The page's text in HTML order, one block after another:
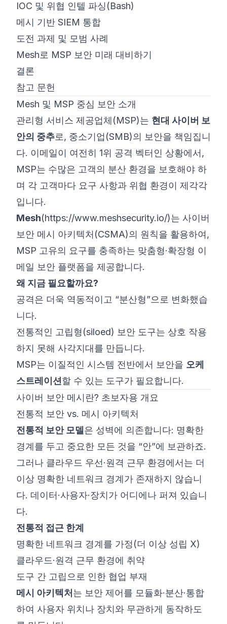
IOC 및 위협 인텔 파싱(Bash)
메시 기반 SIEM 통합
도전 과제 및 모범 사례
Mesh로 MSP 보안 미래 대비하기
결론
참고 문헌
Mesh 및 MSP 중심 보안 소개
관리형 서비스 제공업체(MSP)는 현대 사이버 보
안의 중추로, 중소기업(SMB)의 보안을 책임집니
다. 이메일이 여전히 1위 공격 벡터인 상황에서,
MSP는 수많은 고객의 분산 환경을 보호해야 하
며 각 고객마다 요구 사항과 위협 환경이 제각각
입니다.
Mesh(https://www.meshsecurity.io/)는 사이버
보안 메시 아키텍처(CSMA)의 원칙을 활용하여,
MSP 고유의 요구를 충족하는 맞춤형·확장형 이
메일 보안 플랫폼을 제공합니다.
왜 지금 필요할까요?
공격은 더욱 역동적이고 “분산형”으로 변화했습
니다.
전통적인 고립형(siloed) 보안 도구는 상호 작용
하지 못해 사각지대를 만듭니다.
MSP는 이질적인 시스템 전반에서 보안을 오케
스트레이션 할 수 있는 도구가 필요합니다.
사이버 보안 메시란? 초보자용 개요
전통적 보안 vs. 메시 아키텍처
전통적 보안 모델 은 성벽에 의존합니다: 명확한
경계를 두고 중요한 모든 것을 “안”에 보관하죠.
그러나 클라우드 우선·원격 근무 환경에서는 더
이상 명확한 네트워크 경계가 존재하지 않습니
다. 데이터·사용자·장치가 어디에나 퍼져 있습니
다.
전통적 접근 한계
명확한 네트워크 경계를 가정(더 이상 성립 X)
클라우드·원격 근무 환경에 취약
도구 간 고립으로 인한 협업 부재
메시 아키텍처 는 보안 제어를 모듈화·분산·통합
하여 사용자 위치나 장치와 무관하게 동작하도